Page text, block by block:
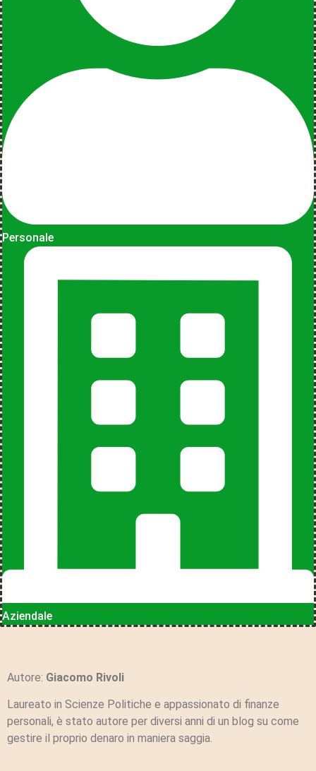
Personale
Aziendale
Autore: Giacomo Rivoli
Laureato in Scienze Politiche e appassionato di finanze
personali, è stato autore per diversi anni di un blog su come
gestire il proprio denaro in maniera saggia.